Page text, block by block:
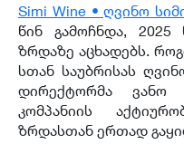
Simi Wine • ღვინო
წინ გამოჩნდა, 2025
ზრდაზე აცხადებს.
სთან საუბრისას
დირექტორმა ვანო
კომპანიის
ზრდასთან ერთად